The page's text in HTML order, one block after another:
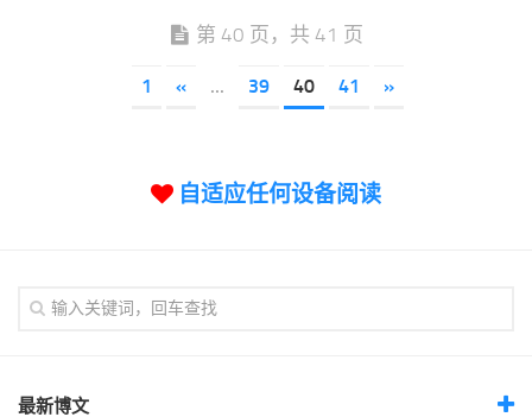
第 40 页，共 41 页
1 « ... 39 40 41 »
自适应任何设备阅读
最新博文